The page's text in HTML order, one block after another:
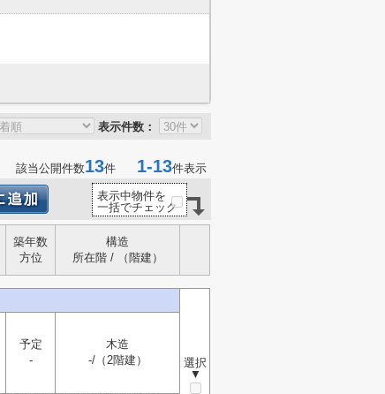
表示件数：
該当公開件数13件 1-13件表示
表示中物件を
一括でチェック
築年数
方位
構造
所在階 / （階建）
選択
▼
予定
-
木造
-/（2階建）